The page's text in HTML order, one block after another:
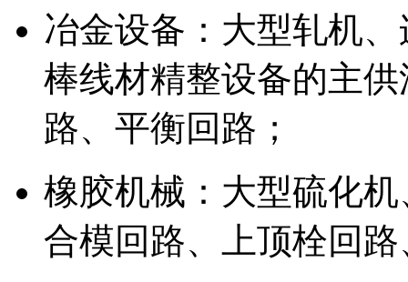
冶金设备：大型轧机
棒线材精整设备的主
路、平衡回路；
橡胶机械：大型硫化
合模回路、上顶栓回